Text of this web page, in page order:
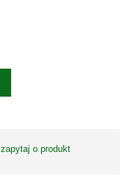
zapytaj o produkt